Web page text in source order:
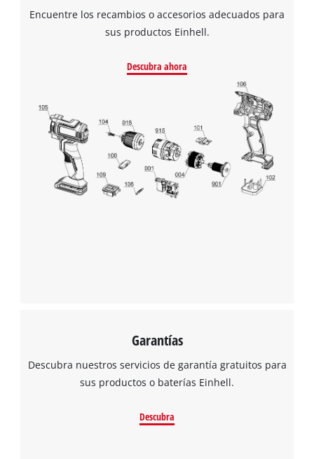
Encuentre los recambios o accesorios adecuados para
sus productos Einhell.
Descubra ahora
Garantías
Descubra nuestros servicios de garantía gratuitos para
sus productos o baterías Einhell.
Descubra